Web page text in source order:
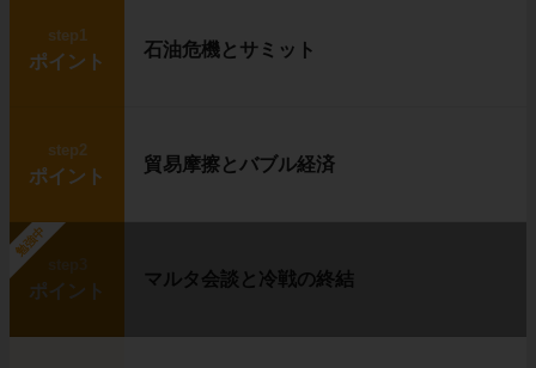
step1
ポイント
石油危機とサミット
step2
ポイント
貿易摩擦とバブル経済
勉強中
ポイント
マルタ会談と冷戦の終結